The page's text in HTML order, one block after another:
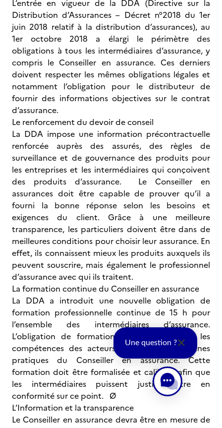
L’entrée en vigueur de la DDA (Directive sur la
Distribution d’Assurances – Décret n°2018 du 1er
juin 2018 relatif à la distribution d’assurances), au
1er octobre 2018 a élargi le périmètre des
obligations à tous les intermédiaires d’assurance, y
compris le Conseiller en assurance. Ces derniers
doivent respecter les mêmes obligations légales et
notamment l’obligation pour le distributeur de
fournir des informations objectives sur le contrat
d’assurance.
Le renforcement du devoir de conseil
La DDA impose une information précontractuelle
renforcée auprès des assurés, des règles de
surveillance et de gouvernance des produits pour
les entreprises et les intermédiaires qui conçoivent
des produits d’assurance. Le Conseiller en
assurances doit être capable de prouver qu’il a
fourni la bonne réponse selon les besoins et
exigences du client. Grâce à une meilleure
transparence, les particuliers doivent être dans de
meilleures conditions pour choisir leur assurance. En
effet, ils connaissent mieux les produits auxquels ils
peuvent souscrire, mais également le professionnel
d’assurance avec qui ils traitent.
La formation continue du Conseiller en assurance
La DDA a introduit une nouvelle obligation de
formation professionnelle continue de 15 h pour
l’ensemble des intermédiaires d’assurance.
L’obligation de formation vise à développer les
compétences des acteurs et l’usage des bonnes
pratiques du Conseiller en assurance. Cette
formation doit être formalisée et calibrée afin que
les intermédiaires puissent justifier être en
conformité sur ce point. Ø
L’Information et la transparence
Le Conseiller en assurance devra être en mesure de
Une question ?